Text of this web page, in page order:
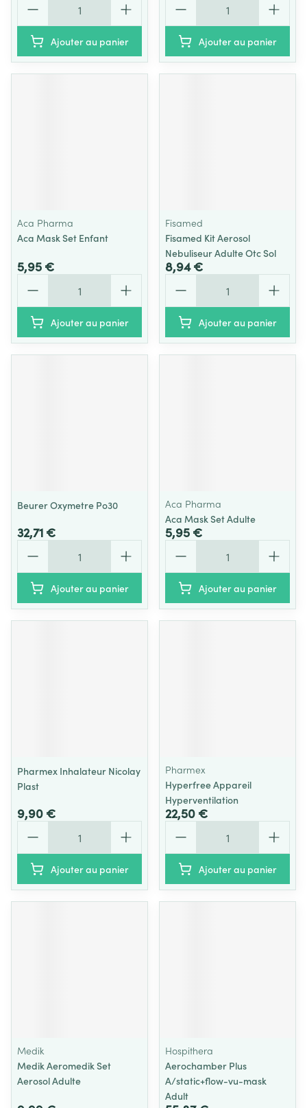
Ajouter au panier Ajouter au panier
Aca Pharma
Aca Mask Set Enfant
5,95 €
Ajouter au panier
Fisamed
Fisamed Kit Aerosol
Nebuliseur Adulte Otc Sol
8,94 €
Ajouter au panier
Beurer Oxymetre Po30
32,71 €
Ajouter au panier
Aca Pharma
Aca Mask Set Adulte
5,95 €
Ajouter au panier
Pharmex Inhalateur Nicolay
Plast
9,90 €
Ajouter au panier
Pharmex
Hyperfree Appareil
Hyperventilation
22,50 €
Ajouter au panier
Medik
Medik Aeromedik Set
Aerosol Adulte
Hospithera
Aerochamber Plus
A/static+flow-vu-mask
Adult